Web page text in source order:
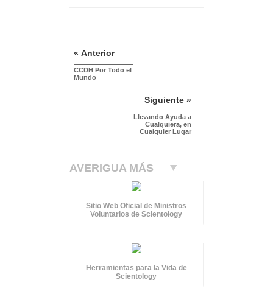
« Anterior
CCDH Por Todo el
Mundo
Siguiente »
Llevando Ayuda a
Cualquiera, en
Cualquier Lugar
AVERIGUA MÁS
Sitio Web Oficial de Ministros
Voluntarios de Scientology
Herramientas para la Vida de
Scientology